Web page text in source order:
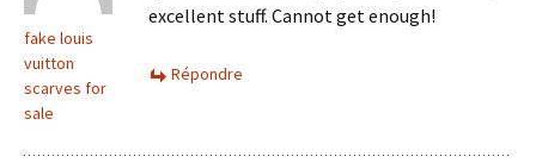
fake louis
vuitton
scarves for
sale
excellent stuff. Cannot get enough!
Répondre